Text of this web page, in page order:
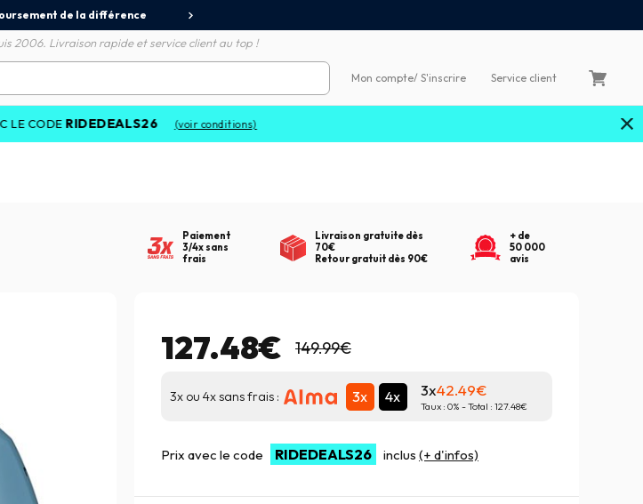
de la différence
2006. Livraison rapide et service client au top !
Mon compte/ S'inscrire Service client
RIDEDEALS26 (voir conditions)
Paiement
3/4x sans
frais
Livraison gratuite dès
70€
Retour gratuit dès 90€
+ de
50 000
avis
127.48€ 149.99€
3x ou 4x sans frais : 3x 4x 3x42.49
Taux : 0% - Total : 127.48
Prix avec le code RIDEDEALS26 inclus (+ d'infos)